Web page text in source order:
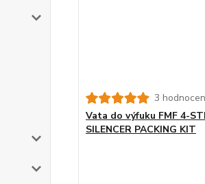
3
Vata do výfuku FMF 4-
SILENCER PACKING KIT